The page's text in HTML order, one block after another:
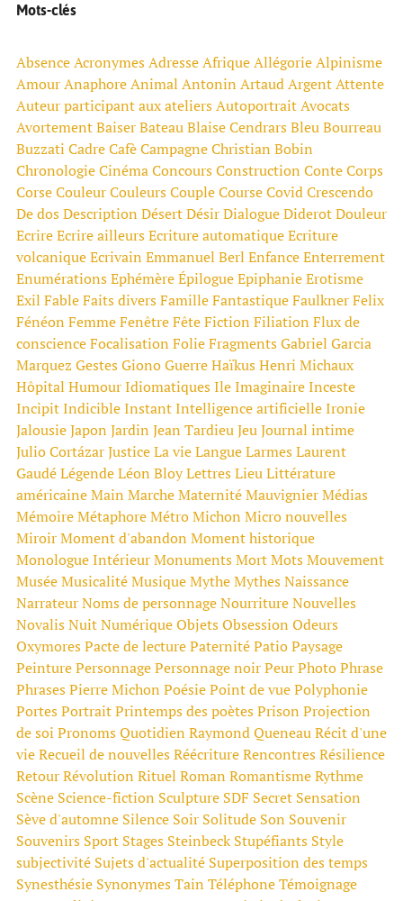
Mots-clés
AbsenceAcronymesAdresseAfriqueAllégorieAlpinisme
AmourAnaphoreAnimal Antonin ArtaudArgentAttente
Auteur participant aux ateliersAutoportraitAvocats
AvortementBaiserBateauBlaise CendrarsBleuBourreau
Buzzati CadreCafèCampagneChristian Bobin
ChronologieCinémaConcoursConstruction ConteCorps
CorseCouleurCouleursCoupleCourseCovidCrescendo
De dosDescription DésertDésirDialogueDiderotDouleur
EcrireEcrire ailleursEcriture automatiqueEcriture
volcaniqueEcrivain Emmanuel Berl EnfanceEnterrement
EnumérationsEphémèreÉpilogueEpiphanieErotisme
Exil FableFaits diversFamilleFantastiqueFaulknerFelix
Fénéon FemmeFenêtreFêteFiction Filiation Flux de
conscienceFocalisation FolieFragmentsGabriel Garcia
Marquez GestesGionoGuerreHaïkusHenri Michaux
Hôpital HumourIdiomatiquesIleImaginaireInceste
IncipitIndicibleInstantIntelligence artificielleIronie
JalousieJapon Jardin Jean TardieuJeuJournal intime
Julio CortázarJusticeLa vieLangueLarmesLaurent
GaudéLégendeLéon BloyLettresLieuLittérature
américaineMain MarcheMaternitéMauvignierMédias
MémoireMétaphoreMétroMichon Micro nouvelles
MiroirMoment d'abandon Moment historique
Monologue IntérieurMonumentsMortMotsMouvement
MuséeMusicalitéMusiqueMytheMythesNaissance
NarrateurNoms de personnageNourritureNouvelles
NovalisNuitNumériqueObjetsObsession Odeurs
OxymoresPacte de lecturePaternitéPatioPaysage
PeinturePersonnagePersonnage noirPeurPhotoPhrase
PhrasesPierre Michon PoésiePoint de vuePolyphonie
PortesPortraitPrintemps des poètesPrison Projection
de soi PronomsQuotidien Raymond QueneauRécit d'une
vieRecueil de nouvellesRéécritureRencontresRésilience
RetourRévolution Rituel Roman RomantismeRythme
Scène Science-fiction Sculpture SDF Secret Sensation
Sève d'automne Silence Soir Solitude Son Souvenir
Souvenirs Sport Stages Steinbeck Stupéfiants Style
subjectivité Sujets d'actualité Superposition des temps
Synesthésie SynonymesTain TéléphoneTémoignage